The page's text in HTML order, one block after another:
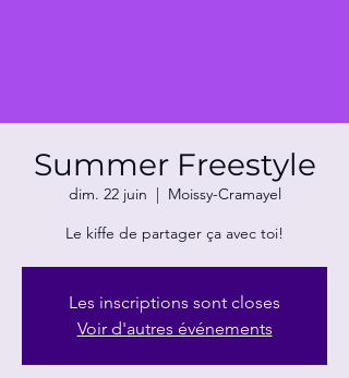
Summer Freestyle
dim. 22 juin
  |
Moissy-Cramayel
Le kiffe de partager ça avec toi!
Les inscriptions sont closes
Voir d'autres événements